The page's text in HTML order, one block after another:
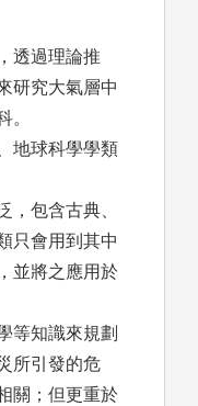
透過理論推
研究大氣層中
。
地球科學學類
，包含古典、
只會用到其中
並將之應用於
等知識來規劃
所引發的危
關；但更重於